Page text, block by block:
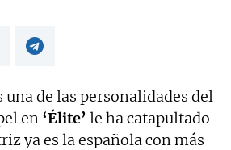
una de las personalidades del
en ‘Élite’ le ha catapultado
ya es la española con más